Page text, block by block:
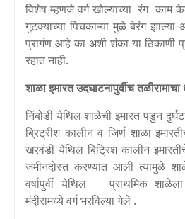
विशेष म्हणजे वर्ग खोल्याच्या रंग काम
गुटक्याच्या पिचकाऱ्या मुळे बेरंग
प्रागंण आहे का अशी शंका या ठिकाणी
रहात नाही.
शाळा इमारत उदघाटनापुर्वीच
निंबोडी येथिल शाळेची इमारत पडुन
ब्रिट्रीश कालीन व जिर्ण शाळा
खरवंडी येथिल बिट्रिश कालीन
जमीनदोस्त करण्यात आली त्यामुळे
वर्षापुर्वी येथिल प्राथमिक
मंदीरामध्ये वर्ग भरविल्या गेले .